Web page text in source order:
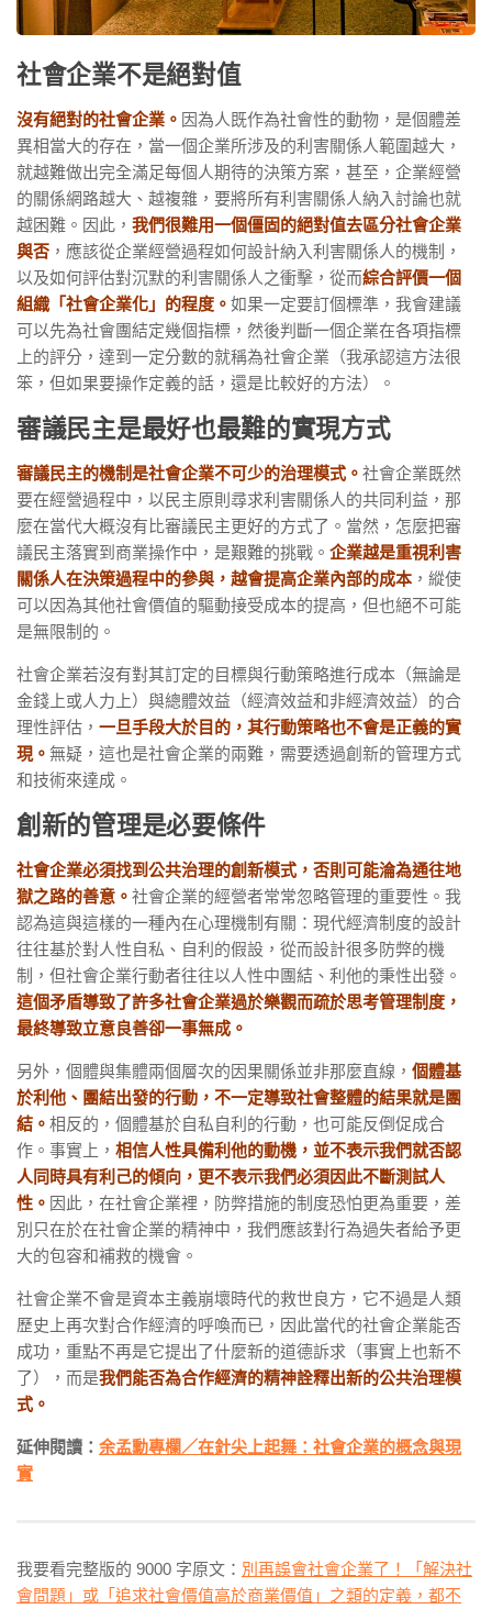
社會企業不是絕對值
沒有絕對的社會企業。 因為人既作為社會性的動物，是個體差
異相當大的存在，當一個企業所涉及的利害關係人範圍越大，
就越難做出完全滿足每個人期待的決策方案，甚至，企業經營
的關係網路越大、越複雜，要將所有利害關係人納入討論也就
越困難。因此， 我們很難用一個僵固的絕對值去區分社會企業
與否 ，應該從企業經營過程如何設計納入利害關係人的機制，
以及如何評估對沉默的利害關係人之衝擊，從而綜合評價一個
組織「社會企業化」的程度。 如果一定要訂個標準，我會建議
可以先為社會團結定幾個指標，然後判斷一個企業在各項指標
上的評分，達到一定分數的就稱為社會企業（我承認這方法很
笨，但如果要操作定義的話，還是比較好的方法）。
審議民主是最好也最難的實現方式
審議民主的機制是社會企業不可少的治理模式。 社會企業既然
要在經營過程中，以民主原則尋求利害關係人的共同利益，那
麼在當代大概沒有比審議民主更好的方式了。當然，怎麼把審
議民主落實到商業操作中，是艱難的挑戰。 企業越是重視利害
關係人在決策過程中的參與，越會提高企業內部的成本 ，縱使
可以因為其他社會價值的驅動接受成本的提高，但也絕不可能
是無限制的。
社會企業若沒有對其訂定的目標與行動策略進行成本（無論是
金錢上或人力上）與總體效益（經濟效益和非經濟效益）的合
理性評估， 一旦手段大於目的，其行動策略也不會是正義的實
現。 無疑，這也是社會企業的兩難，需要透過創新的管理方式
和技術來達成。
創新的管理是必要條件
社會企業必須找到公共治理的創新模式，否則可能淪為通往地
獄之路的善意。 社會企業的經營者常常忽略管理的重要性。我
認為這與這樣的一種內在心理機制有關：現代經濟制度的設計
往往基於對人性自私、自利的假設，從而設計很多防弊的機
制，但社會企業行動者往往以人性中團結、利他的秉性出發。
這個矛盾導致了許多社會企業過於樂觀而疏於思考管理制度，
最終導致立意良善卻一事無成。
另外，個體與集體兩個層次的因果關係並非那麼直線， 個體基
於利他、團結出發的行動，不一定導致社會整體的結果就是團
結。 相反的，個體基於自私自利的行動，也可能反倒促成合
作。事實上， 相信人性具備利他的動機，並不表示我們就否認
人同時具有利己的傾向，更不表示我們必須因此不斷測試人
性。 因此，在社會企業裡，防弊措施的制度恐怕更為重要，差
別只在於在社會企業的精神中，我們應該對行為過失者給予更
大的包容和補救的機會。
社會企業不會是資本主義崩壞時代的救世良方，它不過是人類
歷史上再次對合作經濟的呼喚而已，因此當代的社會企業能否
成功，重點不再是它提出了什麼新的道德訴求（事實上也新不
了），而是我們能否為合作經濟的精神詮釋出新的公共治理模
式。
延伸閱讀： 余孟勳專欄／在針尖上起舞：社會企業的概念與現
實
我要看完整版的 9000 字原文： 別再誤會社會企業了！「解決社
會問題」或「追求社會價值高於商業價值」之類的定義，都不